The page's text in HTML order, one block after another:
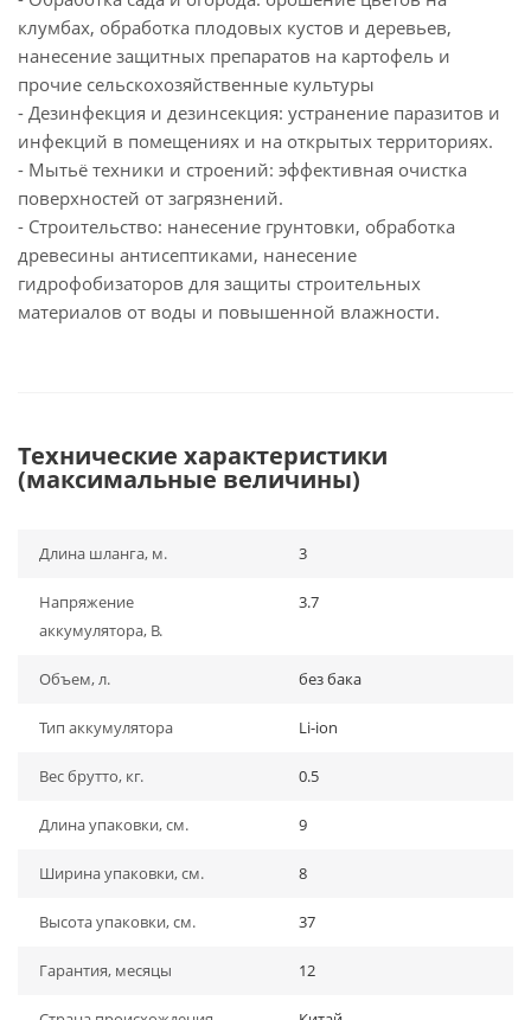
клумбах, обработка плодовых кустов и деревьев,
нанесение защитных препаратов на картофель и
прочие сельскохозяйственные культуры
- Дезинфекция и дезинсекция: устранение паразитов и
инфекций в помещениях и на открытых территориях.
- Мытьё техники и строений: эффективная очистка
поверхностей от загрязнений.
- Строительство: нанесение грунтовки, обработка
древесины антисептиками, нанесение
гидрофобизаторов для защиты строительных
материалов от воды и повышенной влажности.
Технические характеристики
(максимальные величины)
Длина шланга, м. 3
Напряжение
аккумулятора, В.
3.7
Объем, л. без бака
Тип аккумулятора Li-ion
Вес брутто, кг. 0.5
Длина упаковки, см. 9
Ширина упаковки, см. 8
Высота упаковки, см. 37
Гарантия, месяцы 12